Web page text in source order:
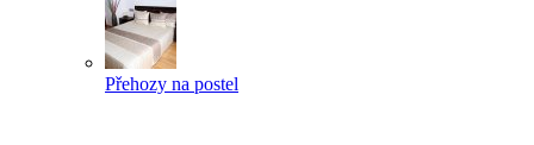
Přehozy na postel